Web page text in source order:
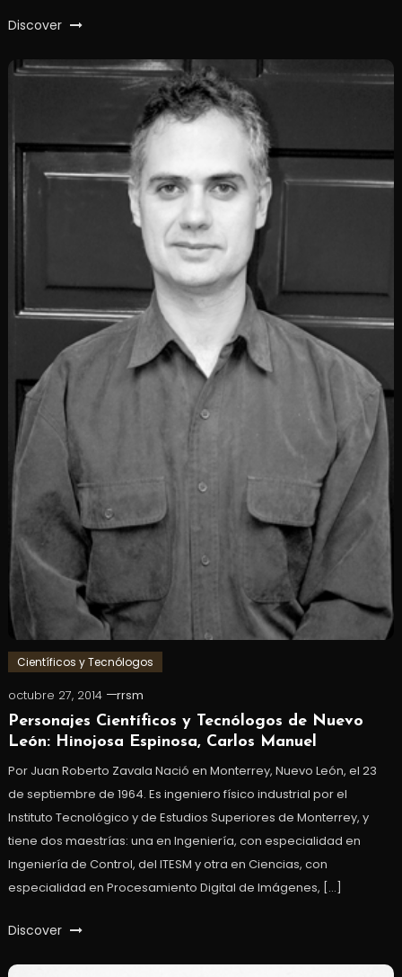
Discover
Científicos y Tecnólogos
octubre 27, 2014
rrsm
Personajes Científicos y Tecnólogos de Nuevo
León: Hinojosa Espinosa, Carlos Manuel
Por Juan Roberto Zavala Nació en Monterrey, Nuevo León, el 23
de septiembre de 1964. Es ingeniero físico industrial por el
Instituto Tecnológico y de Estudios Superiores de Monterrey, y
tiene dos maestrías: una en Ingeniería, con especialidad en
Ingeniería de Control, del ITESM y otra en Ciencias, con
especialidad en Procesamiento Digital de Imágenes, […]
Discover